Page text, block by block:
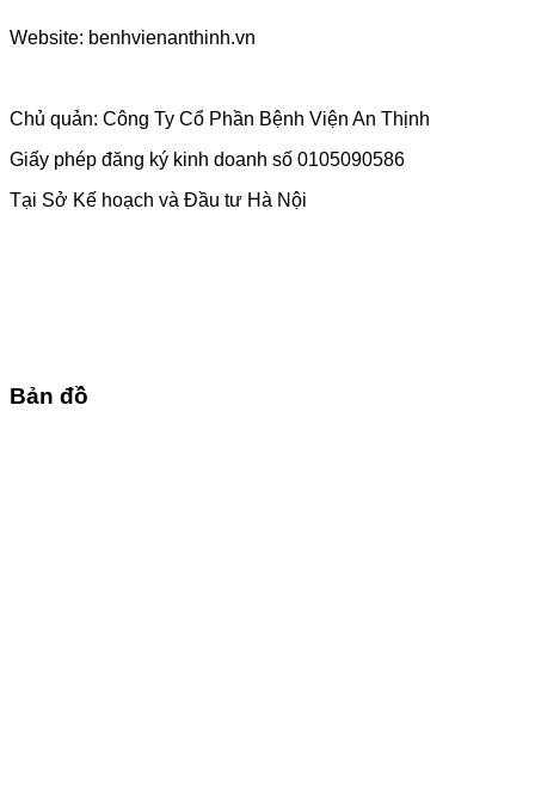
Website: benhvienanthinh.vn
Chủ quản: Công Ty Cổ Phần Bệnh Viện An Thịnh
Giấy phép đăng ký kinh doanh số 0105090586
Tại Sở Kế hoạch và Đầu tư Hà Nội
Bản đồ